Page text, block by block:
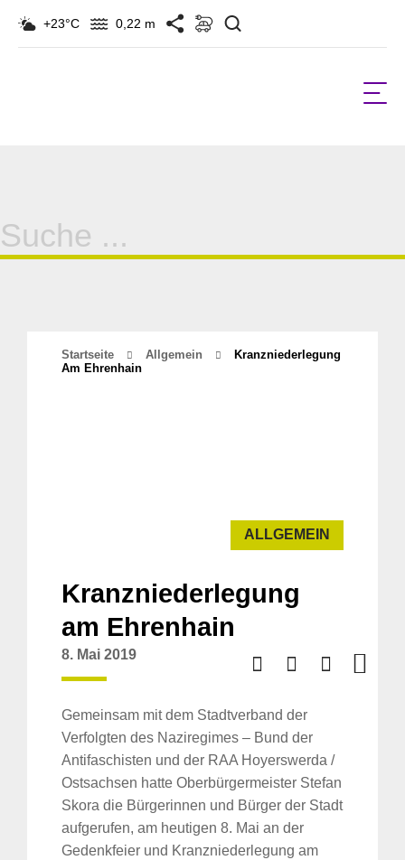
+23°C 0,22 m
Suche
für:
Startseite Allgemein
Kranzniederlegung
Am Ehrenhain
ALLGEMEIN
Kranzniederlegung
am Ehrenhain
8. Mai 2019
Gemeinsam mit dem Stadtverband der
Verfolgten des Naziregimes – Bund der
Antifaschisten und der RAA Hoyerswerda /
Ostsachsen hatte Oberbürgermeister Stefan
Skora die Bürgerinnen und Bürger der Stadt
aufgerufen, am heutigen 8. Mai an der
Gedenkfeier und Kranzniederlegung am